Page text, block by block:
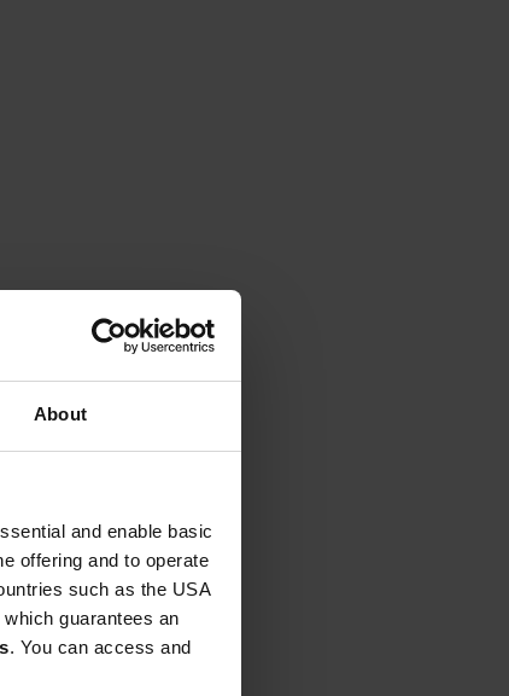
About
and enable basic
offering and to operate
such as the USA
guarantees an
. You can access and